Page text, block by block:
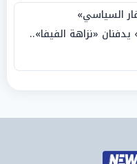
السياسي»
يدفنان «نزاهة الفيفا»..